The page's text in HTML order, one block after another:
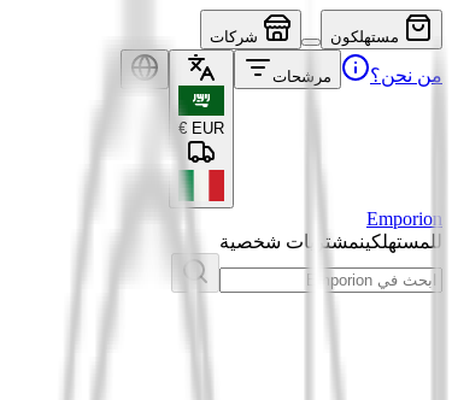
مستهلكون شركات
من نحن؟ مرشحات
EUR
€
Emporion
للمستهلكينمشتريات شخصية